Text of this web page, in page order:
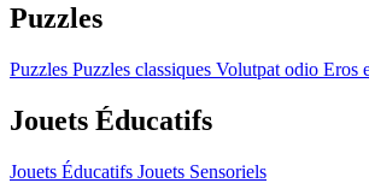
Puzzles
Puzzles Puzzles classiques Volutpat odio Eros
Jouets Éducatifs
Jouets Éducatifs Jouets Sensoriels